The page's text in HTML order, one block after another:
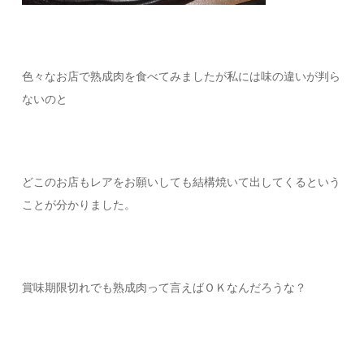
色々なお店で熟成肉を食べてみましたが私には味の違いが判ら
ないのと
どこのお店もレアをお願いしても結構焼いて出してくるという
ことが分かりました。
賞味期限切れでも熟成肉って言えばＯＫなんだろうな？